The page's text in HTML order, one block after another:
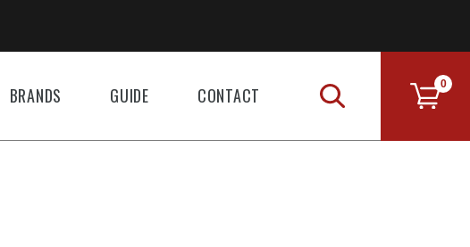
BRANDS GUIDE CONTACT
0